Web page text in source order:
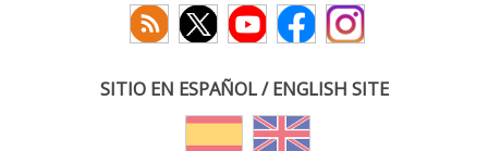
SITIO EN ESPAÑOL / ENGLISH SITE